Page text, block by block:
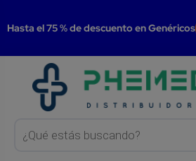
Hasta el 75 % de descuento en Genéricos
search